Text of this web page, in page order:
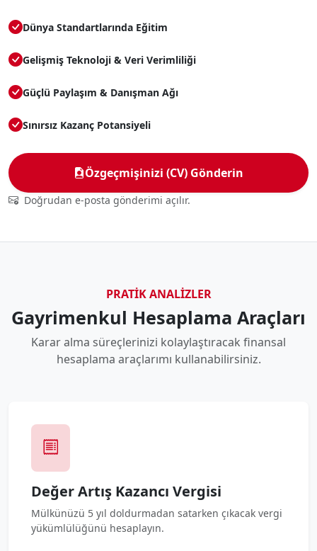
Dünya Standartlarında Eğitim
Gelişmiş Teknoloji & Veri Verimliliği
Güçlü Paylaşım & Danışman Ağı
Sınırsız Kazanç Potansiyeli
Özgeçmişinizi (CV) Gönderin
Doğrudan e-posta gönderimi açılır.
PRATIK ANALIZLER
Gayrimenkul Hesaplama Araçları
Karar alma süreçlerinizi kolaylaştıracak finansal
hesaplama araçlarımı kullanabilirsiniz.
Değer Artış Kazancı Vergisi
Mülkünüzü 5 yıl doldurmadan satarken çıkacak vergi
yükümlülüğünü hesaplayın.